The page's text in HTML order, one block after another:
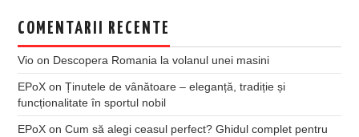
COMENTARII RECENTE
Vio on Descopera Romania la volanul unei masini
EPoX onȚinutele de vânătoare – eleganță, tradiție și
funcționalitate în sportul nobil
EPoX onCum să alegi ceasul perfect? Ghidul complet pentru